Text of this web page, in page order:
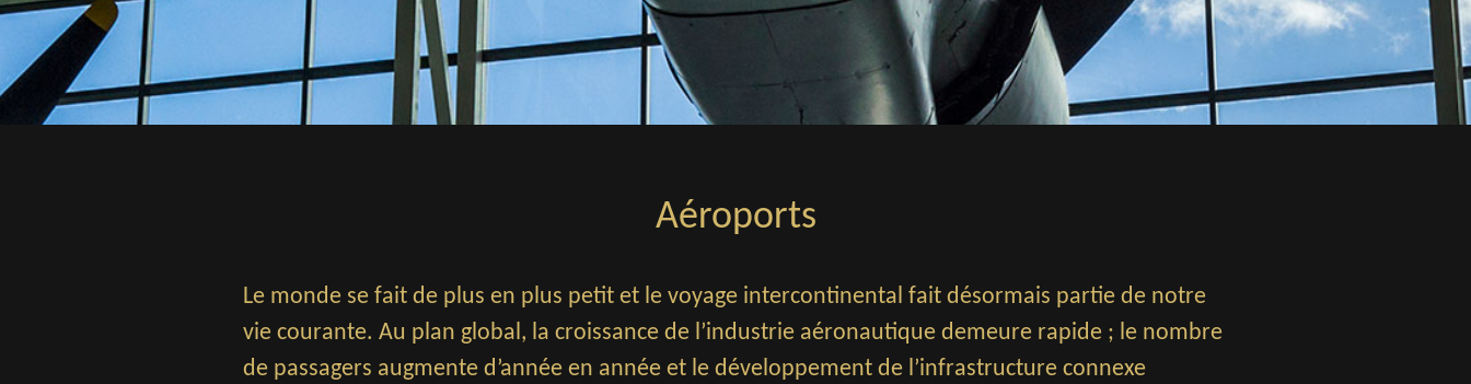
Aéroports
Le monde se fait de plus en plus petit et le voyage intercontinental fait désormais partie de notre
vie courante. Au plan global, la croissance de l’industrie aéronautique demeure rapide ; le nombre
de passagers augmente d’année en année et le développement de l’infrastructure connexe